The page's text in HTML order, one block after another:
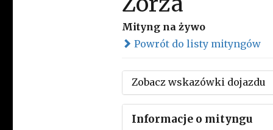
Mityng na żywo
Powrót do listy mityngów
Zobacz wskazówki dojazdu
Informacje o mityngu